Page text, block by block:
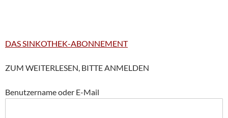
DAS SINKOTHEK-ABONNEMENT
ZUM WEITERLESEN, BITTE ANMELDEN
Benutzername oder E-Mail